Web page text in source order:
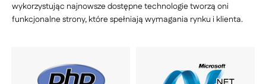
wykorzystując najnowsze dostępne technologie tworzą oni
funkcjonalne strony, które spełniają wymagania rynku i klienta.